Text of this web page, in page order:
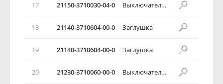
17 21150-3710030-04-0 Выключатель задних противотуманных фонарей
18 21140-3710604-00-0 Заглушка
19 21140-3710604-00-0 Заглушка
20 21230-3710060-00-0 Выключатель кондиционера